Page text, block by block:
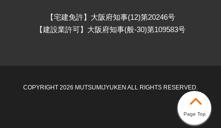
Page Top
【宅建免許】大阪府知事(12)第20246号
【建設業許可】大阪府知事(般-30)第109583号
COPYRIGHT 2026 MUTSUMIJYUKEN ALL RIGHTS RESERVED.